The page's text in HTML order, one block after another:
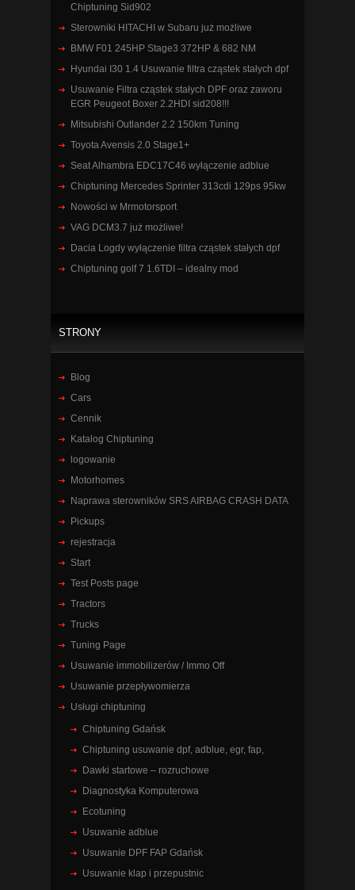
Chiptuning Sid902
Sterowniki HITACHI w Subaru już możliwe
BMW F01 245HP Stage3 372HP & 682 NM
Hyundai I30 1.4 Usuwanie filtra cząstek stałych dpf
Usuwanie Filtra cząstek stałych DPF oraz zaworu
EGR Peugeot Boxer 2.2HDI sid208!!!
Mitsubishi Outlander 2.2 150km Tuning
Toyota Avensis 2.0 Stage1+
Seat Alhambra EDC17C46 wyłączenie adblue
Chiptuning Mercedes Sprinter 313cdi 129ps 95kw
Nowości w Mrmotorsport
VAG DCM3.7 już możliwe!
Dacia Logdy wyłączenie filtra cząstek stałych dpf
Chiptuning golf 7 1.6TDI – idealny mod
STRONY
Blog
Cars
Cennik
Katalog Chiptuning
logowanie
Motorhomes
Naprawa sterowników SRS AIRBAG CRASH DATA
Pickups
rejestracja
Start
Test Posts page
Tractors
Trucks
Tuning Page
Usuwanie immobilizerów / Immo Off
Usuwanie przepływomierza
Usługi chiptuning
Chiptuning Gdańsk
Chiptuning usuwanie dpf, adblue, egr, fap,
Dawki startowe – rozruchowe
Diagnostyka Komputerowa
Ecotuning
Usuwanie adblue
Usuwanie DPF FAP Gdańsk
Usuwanie klap i przepustnic